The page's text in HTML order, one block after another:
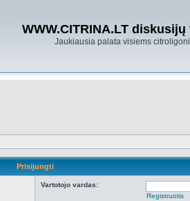
WWW.CITRINA.LT
Jaukiausia palata visiems
Prisijungti
Vartotojo vardas:
Registruotis